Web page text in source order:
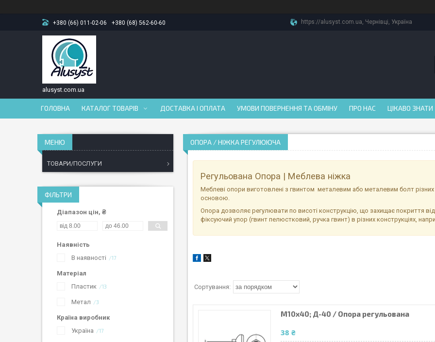
+380 (66) 011-02-06 +380 (68) 562-60-60 https://alusyst.com.ua, Чернівці, Україна
alusyst.com.ua
ГОЛОВНА КАТАЛОГ ТОВАРІВ ДОСТАВКА І ОПЛАТА УМОВИ ПОВЕРНЕННЯ ТА ОБМІНУ ПРО НАС ЦІКАВО ЗНАТИ
ОПОРА / НІЖКА РЕГУЛЮЮЧА
Регульована Опора | Меблева ніжка
Меблеві опори виготовлені з гвинтом металевим або металевим болт
основою.
Опора дозволяє регулювати по висоті конструкцію, що захищає покриття
фіксуючий упор (гвинт пелюстковий, ручка гвинт) в різних конструкціях,
М10х40; Д-40 / Опора регульована
38 ₴
ТОВАРИ/ПОСЛУГИ
ФІЛЬТРИ
Діапазон цін, ₴
Наявність
В наявності
17
Матеріал
Пластик
13
Метал 3
Країна виробник
Україна
17